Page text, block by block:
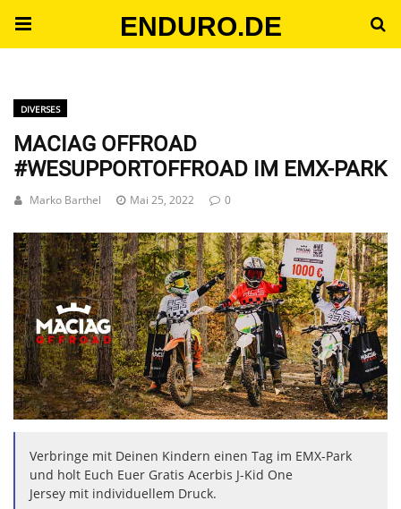
ENDURO.DE
DIVERSES
MACIAG OFFROAD
#WESUPPORTOFFROAD IM EMX-PARK
Marko Barthel Mai 25, 2022 0
Verbringe mit Deinen Kindern einen Tag im EMX-Park
und holt Euch Euer Gratis Acerbis J-Kid One
Jersey mit individuellem Druck.